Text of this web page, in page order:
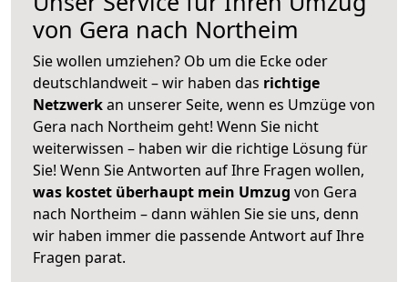
von Gera nach Northeim
Sie wollen umziehen? Ob um die Ecke oder
deutschlandweit – wir haben das richtige
Netzwerkan unserer Seite, wenn es Umzüge von
Gera nach Northeim geht! Wenn Sie nicht
weiterwissen – haben wir die richtige Lösung für
Sie! Wenn Sie Antworten auf Ihre Fragen wollen,
was kostet überhaupt mein Umzug von Gera
nach Northeim – dann wählen Sie sie uns, denn
wir haben immer die passende Antwort auf Ihre
Fragen parat.